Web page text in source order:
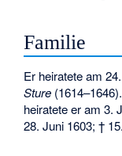
Familie
Er heiratete am
Sture
heiratete er am 3.
28. Juni 1603; †